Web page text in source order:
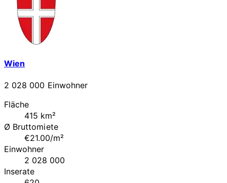
Wien
2 028 000 Einwohner
Fläche
415 km²
Ø Bruttomiete
€21.00/m²
Einwohner
2 028 000
Inserate